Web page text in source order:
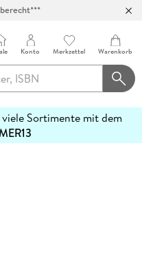
Konto Merkzettel Warenkorb
Sortimente mit dem